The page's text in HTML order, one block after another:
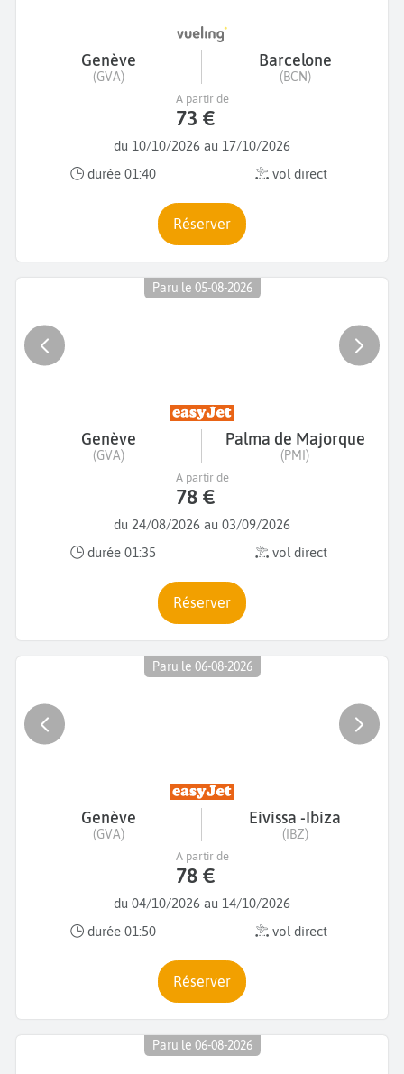
Genève
(GVA)
Barcelone
(BCN)
du 10/10/2026 au 17/10/2026
durée 01:40
vol direct
A partir de
73 €
Réserver
Paru le 05-08-2026
Genève
(GVA)
Palma de Majorque
(PMI)
du 24/08/2026 au 03/09/2026
durée 01:35
vol direct
A partir de
78 €
Réserver
Paru le 06-08-2026
Genève
(GVA)
Eivissa -Ibiza
(IBZ)
du 04/10/2026 au 14/10/2026
durée 01:50
vol direct
A partir de
78 €
Réserver
Paru le 06-08-2026